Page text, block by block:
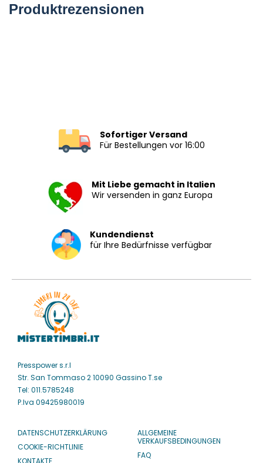
Produktrezensionen
Sofortiger Versand
Für Bestellungen vor 16:00
Mit Liebe gemacht in Italien
Wir versenden in ganz Europa
Kundendienst
für Ihre Bedürfnisse verfügbar
Presspower s.r.l
Str. San Tommaso 2 10090 Gassino T.se
Tel: 011.5785248
P.Iva 09425980019
DATENSCHUTZERKLÄRUNG
COOKIE-RICHTLINIE
KONTAKTE
ALLGEMEINE
VERKAUFSBEDINGUNGEN
FAQ